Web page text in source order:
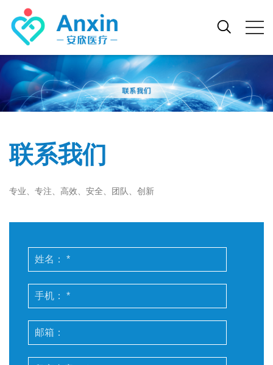
联系我们
专业、专注、高效、安全、团队、创新